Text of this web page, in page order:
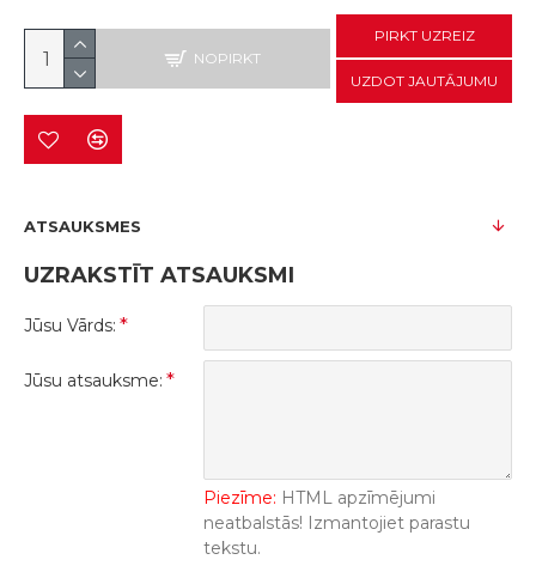
NOPIRKT
PIRKT UZREIZ
UZDOT JAUTĀJUMU
ATSAUKSMES
UZRAKSTĪT ATSAUKSMI
Jūsu Vārds:
Jūsu atsauksme:
Piezīme: HTML apzīmējumi
neatbalstās! Izmantojiet parastu
tekstu.